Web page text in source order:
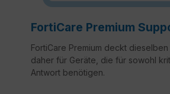
FortiCare Premium
FortiCare Premium deckt
daher für Geräte, die für sowohl
Antwort benötigen.